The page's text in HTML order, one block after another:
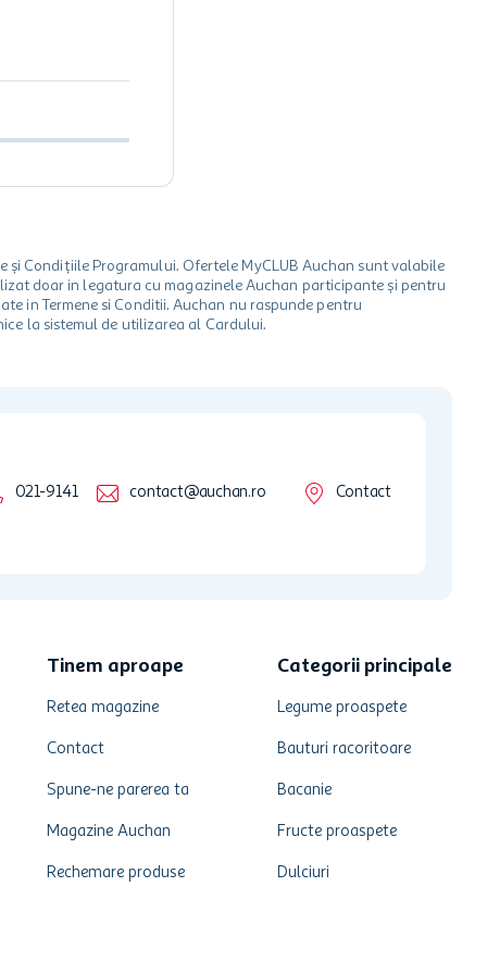
și Condițiile Programului. Ofertele MyCLUB Auchan sunt valabile
doar in legatura cu magazinele Auchan participante și pentru
in Termene si Conditii. Auchan nu raspunde pentru
la sistemul de utilizarea al Cardului.
021-9141 contact@auchan.ro Contact
Tinem aproape
Retea magazine
Contact
Spune-ne parerea ta
Magazine Auchan
Rechemare produse
Categorii principale
Legume proaspete
Bauturi racoritoare
Bacanie
Fructe proaspete
Dulciuri